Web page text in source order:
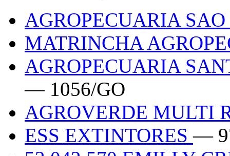
AGROPECUARIA
MATRINCHA
AGROPECUARIA
— 1056/GO
AGROVERDE MULTI
ESS EXTINTORES—